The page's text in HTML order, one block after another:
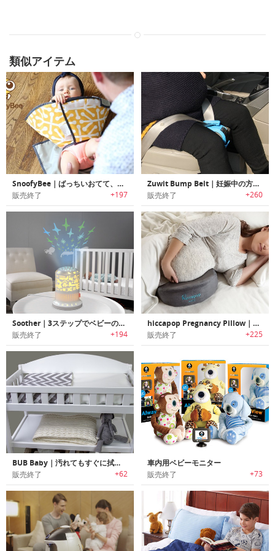
類似アイテム
SnoofyBee｜ばっちいおてて、バイバイ！賢いオムツ替えシート「スヌーフィービー」
販売終了 +197
Zuwit Bump Belt｜妊娠中の方でも快適/安心な腹部を圧迫しないシートベルトアジャスター
販売終了 +260
Soother｜3ステップでベビーの寝つきを改善するライトサウンドプロジェクター「スーザー」
販売終了 +194
hiccapop Pregnancy Pillow｜クッション面を使い分け可能なマタニティピロー
販売終了 +225
BUB Baby｜汚れてもすぐに拭き取り可能なオムツ替え用パッドカバーのご紹介です。
販売終了 +62
車内用ベビーモニター
販売終了 +73